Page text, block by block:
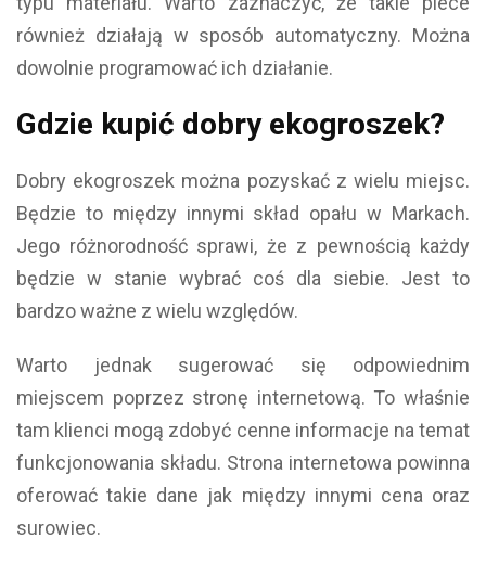
również działają w sposób automatyczny. Można
dowolnie programować ich działanie.
Gdzie kupić dobry ekogroszek?
Dobry ekogroszek można pozyskać z wielu miejsc.
Będzie to między innymi skład opału w Markach.
Jego różnorodność sprawi, że z pewnością każdy
będzie w stanie wybrać coś dla siebie. Jest to
bardzo ważne z wielu względów.
Warto jednak sugerować się odpowiednim
miejscem poprzez stronę internetową. To właśnie
tam klienci mogą zdobyć cenne informacje na temat
funkcjonowania składu. Strona internetowa powinna
oferować takie dane jak między innymi cena oraz
surowiec.